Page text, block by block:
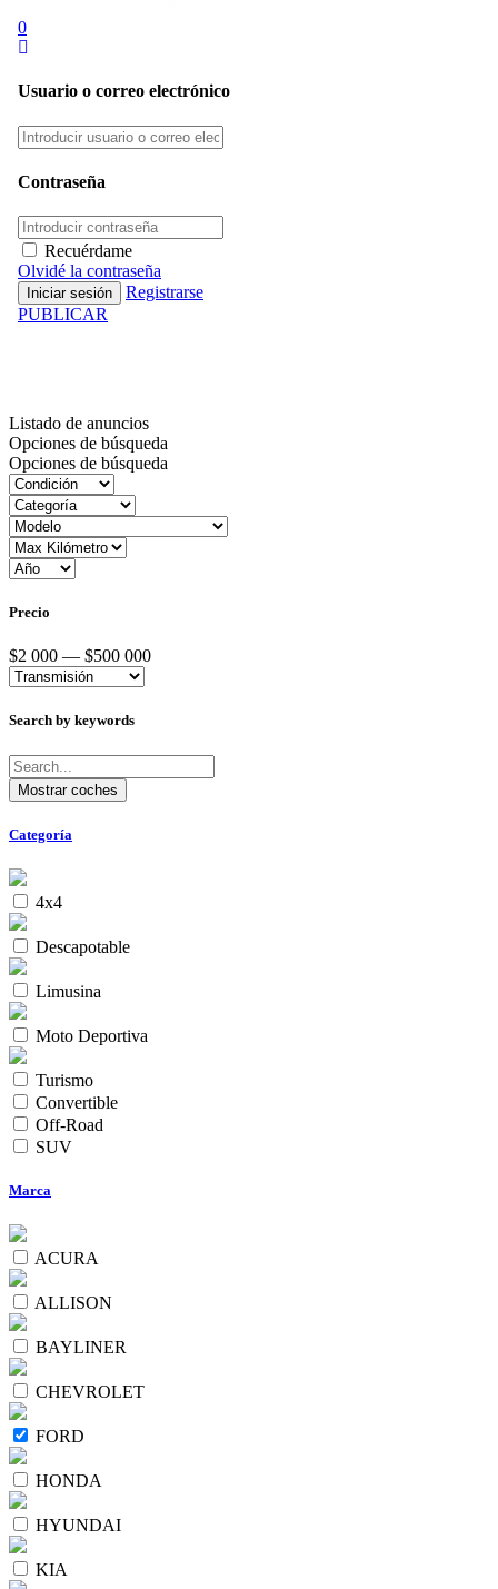
0
Usuario o correo electrónico
Contraseña
Recuérdame
Olvidé la contraseña
Registrarse
PUBLICAR
Listado de anuncios
Opciones de búsqueda
Opciones de búsqueda
Precio
$2 000 — $500 000
Search by keywords
Categoría
4x4
Descapotable
Limusina
Moto Deportiva
Turismo
Convertible
Off-Road
SUV
Marca
ACURA
ALLISON
BAYLINER
CHEVROLET
FORD
HONDA
HYUNDAI
KIA